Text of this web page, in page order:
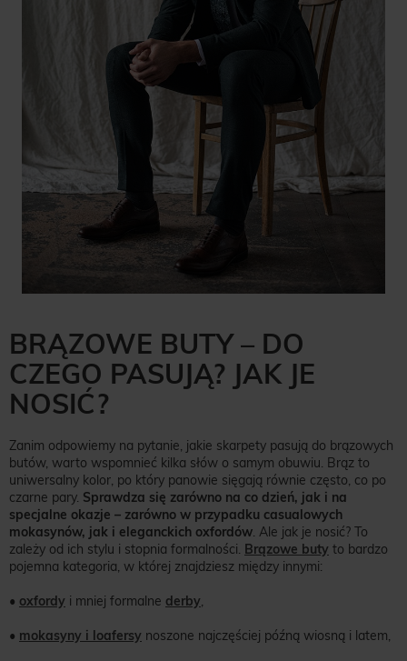
BRĄZOWE BUTY – DO
CZEGO PASUJĄ? JAK JE
NOSIĆ?
Zanim odpowiemy na pytanie, jakie skarpety pasują do brązowych
butów, warto wspomnieć kilka słów o samym obuwiu. Brąz to
uniwersalny kolor, po który panowie sięgają równie często, co po
czarne pary. Sprawdza się zarówno na co dzień, jak i na
specjalne okazje – zarówno w przypadku casualowych
mokasynów, jak i eleganckich oxfordów. Ale jak je nosić? To
zależy od ich stylu i stopnia formalności. Brązowe buty to bardzo
pojemna kategoria, w której znajdziesz między innymi:
• oxfordy i mniej formalne derby,
• mokasyny i loafersy noszone najczęściej późną wiosną i latem,